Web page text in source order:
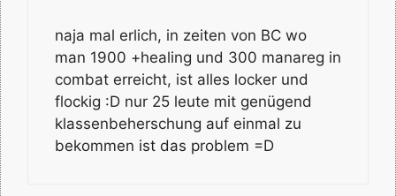
naja mal erlich, in zeiten von BC wo
man 1900 +healing und 300 manareg in
combat erreicht, ist alles locker und
flockig :D nur 25 leute mit genügend
klassenbeherschung auf einmal zu
bekommen ist das problem =D